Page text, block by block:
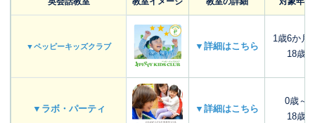
▼ペッピーキッズクラブ ▼詳細はこちら
1歳6か月
18歳
▼ラボ・パーティ ▼詳細はこちら
0歳～
18歳